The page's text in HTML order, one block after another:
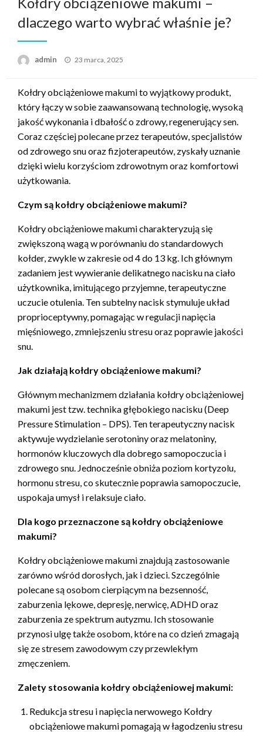
dlaczego warto wybrać właśnie je?
admin
Opublikowane
23 marca, 2025
Kołdry obciążeniowe makumi to wyjątkowy produkt,
który łączy w sobie zaawansowaną technologię, wysoką
jakość wykonania i dbałość o zdrowy, regenerujący sen.
Coraz częściej polecane przez terapeutów, specjalistów
od zdrowego snu oraz fizjoterapeutów, zyskały uznanie
dzięki wielu korzyściom zdrowotnym oraz komfortowi
użytkowania.
Czym są kołdry obciążeniowe makumi?
Kołdry obciążeniowe makumi charakteryzują się
zwiększoną wagą w porównaniu do standardowych
kołder, zwykle w zakresie od 4 do 13 kg. Ich głównym
zadaniem jest wywieranie delikatnego nacisku na ciało
użytkownika, imitującego przyjemne, terapeutyczne
uczucie otulenia. Ten subtelny nacisk stymuluje układ
proprioceptywny, pomagając w regulacji napięcia
mięśniowego, zmniejszeniu stresu oraz poprawie jakości
snu.
Jak działają kołdry obciążeniowe makumi?
Głównym mechanizmem działania kołdry obciążeniowej
makumi jest tzw. technika głębokiego nacisku (Deep
Pressure Stimulation – DPS). Ten terapeutyczny nacisk
aktywuje wydzielanie serotoniny oraz melatoniny,
hormonów kluczowych dla dobrego samopoczucia i
zdrowego snu. Jednocześnie obniża poziom kortyzolu,
hormonu stresu, co skutecznie poprawia samopoczucie,
uspokaja umysł i relaksuje ciało.
Dla kogo przeznaczone są kołdry obciążeniowe
makumi?
Kołdry obciążeniowe makumi znajdują zastosowanie
zarówno wśród dorosłych, jak i dzieci. Szczególnie
polecane są osobom cierpiącym na bezsenność,
zaburzenia lękowe, depresję, nerwicę, ADHD oraz
zaburzenia ze spektrum autyzmu. Ich stosowanie
przynosi ulgę także osobom, które na co dzień zmagają
się ze stresem zawodowym czy przewlekłym
zmęczeniem.
Zalety stosowania kołdry obciążeniowej makumi:
Redukcja stresu i napięcia nerwowego Kołdry
obciążeniowe makumi pomagają w łagodzeniu stresu